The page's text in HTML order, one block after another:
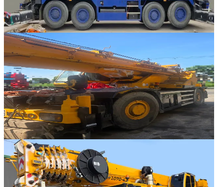
2022년식 · 70톤
가격 문의
18
판매중
Kato · RT 크레인·RT-333
NEW
KR-65H
2007년식 · 65톤
가격 문의
6
판매중
Liebherr · AT 크레인·AT-314
NEW